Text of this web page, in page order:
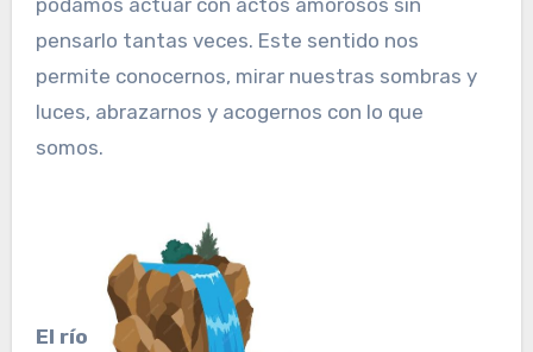
podamos actuar con actos amorosos sin
pensarlo tantas veces. Este sentido nos
permite conocernos, mirar nuestras sombras y
luces, abrazarnos y acogernos con lo que
somos.
El río